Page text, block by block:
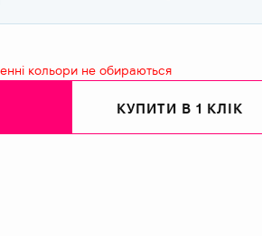
кольори не обираються
КУПИТИ В 1 КЛІК